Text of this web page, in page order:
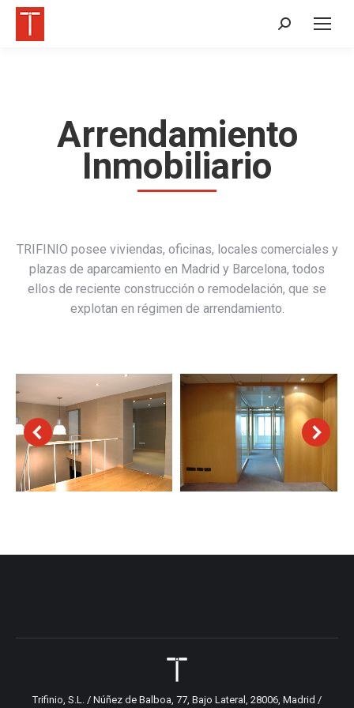
Buscar:
Arrendamiento
Inmobiliario
TRIFINIO posee viviendas, oficinas, locales comerciales y
plazas de aparcamiento en Madrid y Barcelona, todos
ellos de reciente construcción o remodelación, que se
explotan en régimen de arrendamiento.
Trifinio, S.L. / Núñez de Balboa, 77, Bajo Lateral, 28006, Madrid /